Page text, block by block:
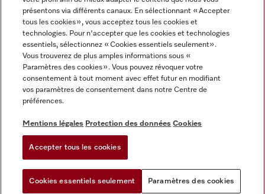
Mentions légales
CGV
Protection des données
Paramètres des cookies
Miele sur Youtube
présentons via différents canaux. En sélectionnant « Accepter
tous les cookies », vous acceptez tous les cookies et
technologies. Pour n'accepter que les cookies et technologies
essentiels, sélectionnez « Cookies essentiels seulement».
Vous trouverez de plus amples informations sous «
Paramètres des cookies ». Vous pouvez révoquer votre
consentement à tout moment avec effet futur en modifiant
vos paramètres de consentement dans notre Centre de
préférences.
Mentions légales Protection des données Cookies
Accepter tous les cookies
Cookies essentiels seulement Paramètres des cookies